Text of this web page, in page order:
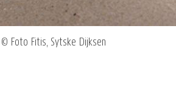
© Foto Fitis, Sytske Dijksen